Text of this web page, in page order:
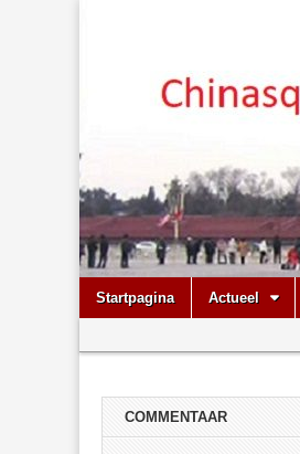
Main
menu
Skip
Startpagina Actueel
menu
COMMENTAAR